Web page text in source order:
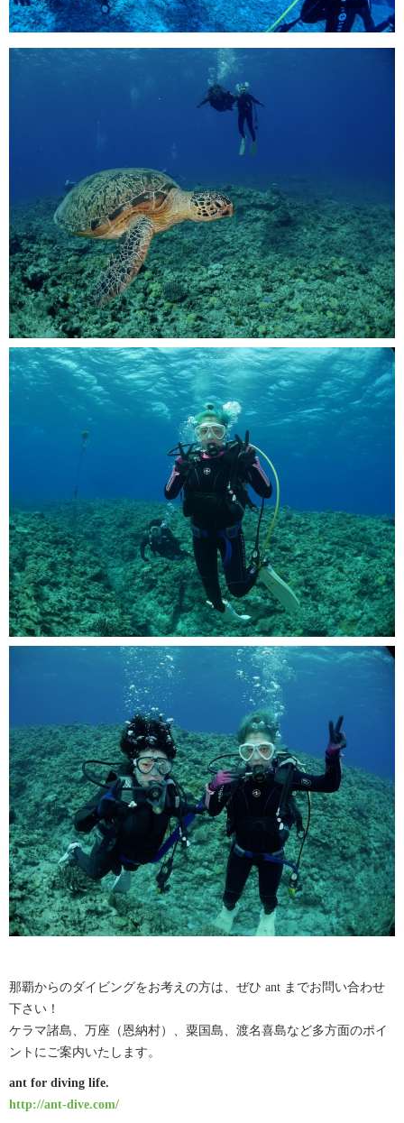
那覇からのダイビングをお考えの方は、ぜひ ant までお問い合わせ
下さい！
ケラマ諸島、万座（恩納村）、粟国島、渡名喜島など多方面のポイ
ントにご案内いたします。
ant for diving life.
http://ant-dive.com/